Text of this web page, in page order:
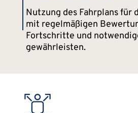
Nutzung des Fahrplans für
mit regelmäßigen
Fortschritte und
gewährleisten.